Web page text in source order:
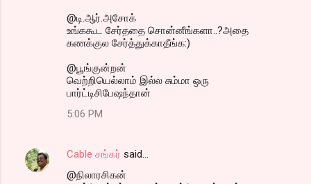
@டி.ஆர்.அசோக்
உங்ககூட சேர்ததை சொன்னீங்களா..?அதை
கணக்குல சேர்த்துக்காதீங்க:)
@பூங்குன்றன்
வெற்றியெல்லாம் இல்ல சும்மா ஒரு
பார்ட்டிசிபேஷந்தான்
5:06 PM
Cable சங்கர் said…
@நிலாரசிகன்